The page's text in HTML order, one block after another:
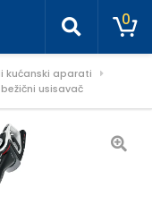
0
kućanski aparati
bežični usisavač